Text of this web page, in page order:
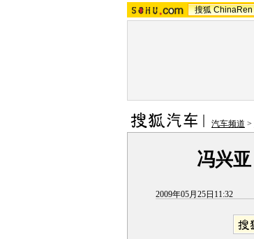
搜狐 ChinaRen
汽车频道 >
冯兴
2009年05月25日11:32